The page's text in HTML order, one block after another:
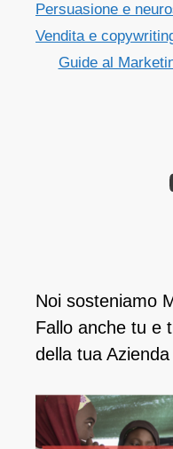
Persuasione e
Vendita e
Guide al
Noi sosteniamo
Fallo anche tu e
della tua